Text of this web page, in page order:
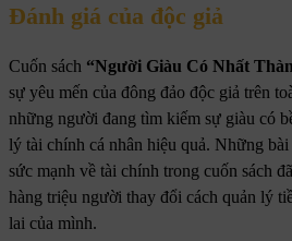
Đánh giá của độc giả
Cuốn sách “Người Giàu Có Nhất
sự yêu mến của đông đảo độc giả trên
những người đang tìm kiếm sự giàu có
lý tài chính cá nhân hiệu quả. Những
sức mạnh về tài chính trong cuốn sách
hàng triệu người thay đổi cách quản lý
lai của mình.